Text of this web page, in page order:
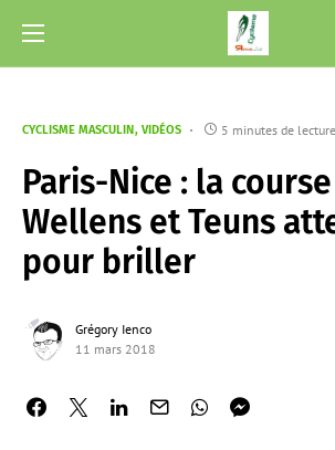
CYCLISME MASCULIN VIDÉOS 5 minutes de lecture
Paris-Nice : la
Wellens et Teuns
pour briller
Grégory Ienco
11 mars 2018